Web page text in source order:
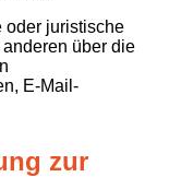
oder juristische
über die
E-Mail-
zur